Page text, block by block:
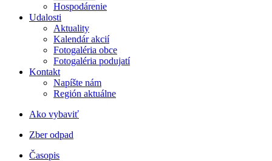
Hospodárenie
Udalosti
Aktuality
Kalendár akcií
Fotogaléria obce
Fotogaléria podujatí
Kontakt
Napíšte nám
Región aktuálne
Ako vybaviť
Zber odpad
Časopis